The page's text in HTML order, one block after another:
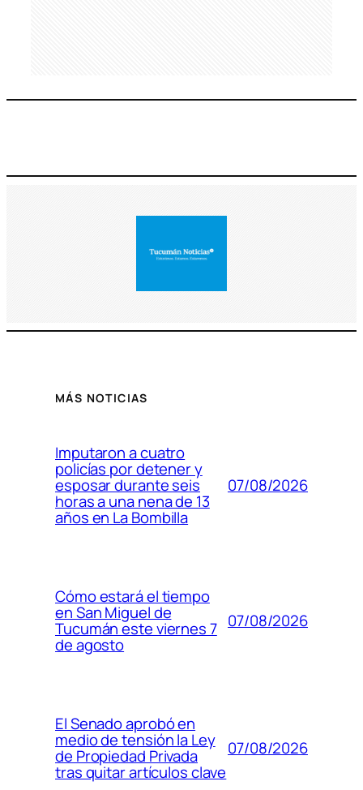
MÁS NOTICIAS
Imputaron a cuatro
policías por detener y
esposar durante seis
horas a una nena de 13
años en La Bombilla
07/08/2026
Cómo estará el tiempo
en San Miguel de
Tucumán este viernes 7
de agosto
07/08/2026
El Senado aprobó en
medio de tensión la Ley
de Propiedad Privada
tras quitar artículos clave
07/08/2026